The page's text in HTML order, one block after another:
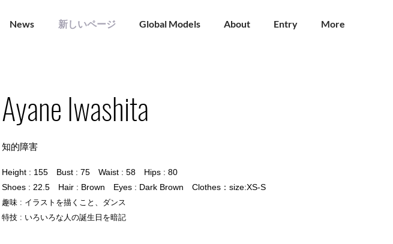
News 新しいページ Global Models About Entry More
Ayane Iwashita
知的障害
Height : 155 Bust : 75 Waist : 58 Hips : 80
Shoes : 22.5 Hair : Brown Eyes : Dark Brown Clothes：size:XS-S
趣味 : イラストを描くこと、ダンス
特技 : いろいろな人の誕生日を暗記